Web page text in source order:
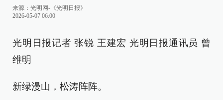
来源： 光明网-《光明日报》
2026-05-07 06:00
光明日报记者 张锐 王建宏 光明日报通讯员 曾
维明
新绿漫山，松涛阵阵。